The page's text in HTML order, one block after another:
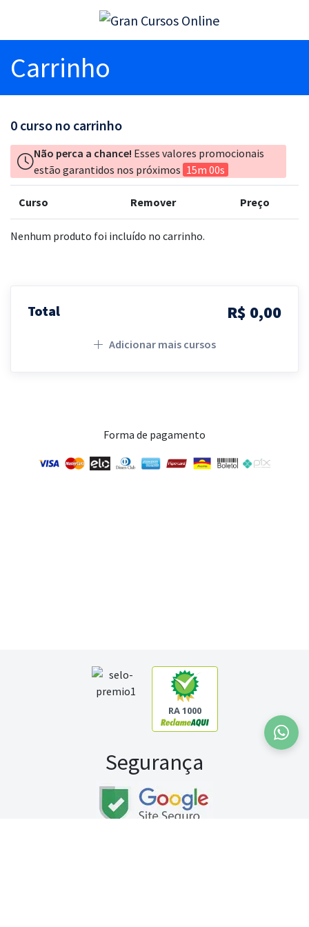
Carrinho
0 curso no carrinho
Não perca a chance! Esses valores promocionais
estão garantidos nos próximos 15m 00s
Curso Remover Preço
Nenhum produto foi incluído no carrinho.
Total R$ 0,00
Adicionar mais cursos
Forma de pagamento
RA 1000
Segurança